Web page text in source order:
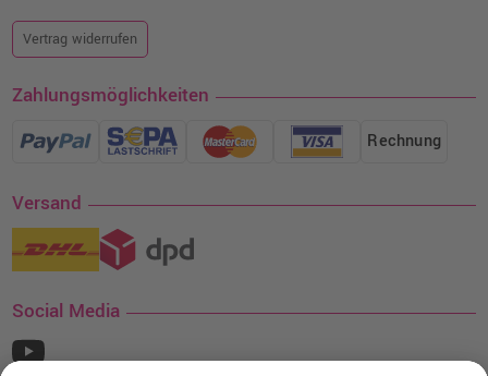
Vertrag widerrufen
Zahlungsmöglichkeiten
Rechnung
Versand
Social Media